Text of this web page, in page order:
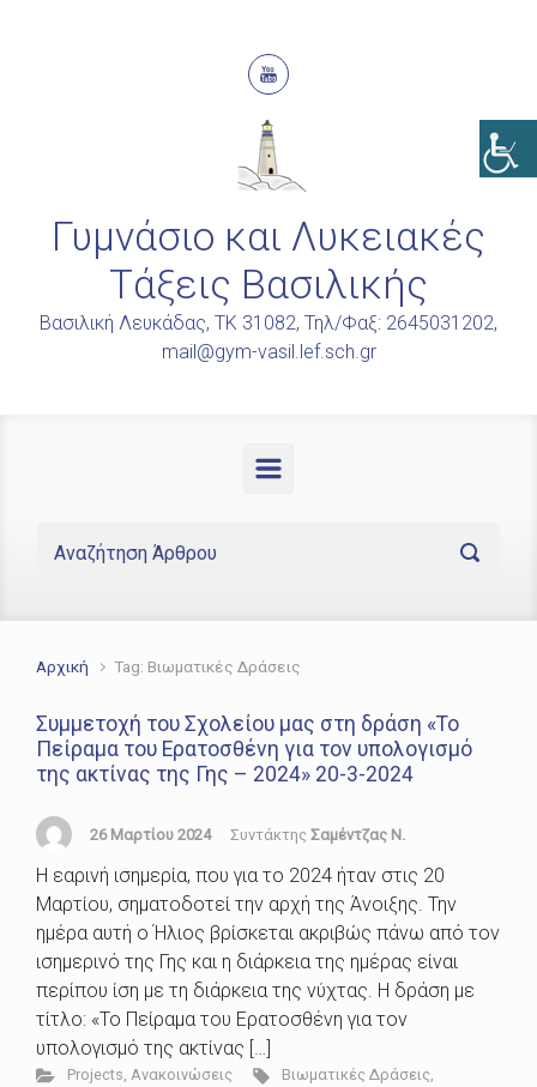
Γυμνάσιο και Λυκειακές
Τάξεις Βασιλικής
Βασιλική Λευκάδας, ΤΚ 31082, Τηλ/Φαξ: 2645031202,
mail@gym-vasil.lef.sch.gr
Αρχική Tag: Βιωματικές Δράσεις
Συμμετοχή του Σχολείου μας στη δράση «Το
Πείραμα του Ερατοσθένη για τον υπολογισμό
της ακτίνας της Γης – 2024» 20-3-2024
26 Μαρτίου 2024 Συντάκτης Σαμέντζας Ν.
Η εαρινή ισημερία, που για το 2024 ήταν στις 20
Μαρτίου, σηματοδοτεί την αρχή της Άνοιξης. Την
ημέρα αυτή ο Ήλιος βρίσκεται ακριβώς πάνω από τον
ισημερινό της Γης και η διάρκεια της ημέρας είναι
περίπου ίση με τη διάρκεια της νύχτας. Η δράση με
τίτλο: «Το Πείραμα του Ερατοσθένη για τον
υπολογισμό της ακτίνας […]
Projects, Ανακοινώσεις Βιωματικές Δράσεις,